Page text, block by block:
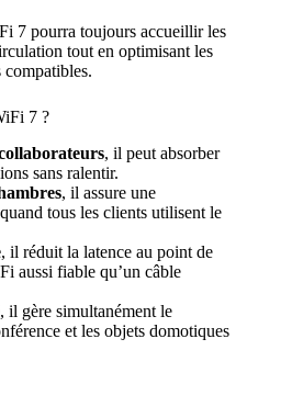
7 pourra toujours accueillir les
tout en optimisant les
compatibles.
7 ?
, il peut absorber
sans ralentir.
, il assure une
tous les clients utilisent le
, il réduit la latence au point de
aussi fiable qu’un câble
, il gère simultanément le
et les objets domotiques